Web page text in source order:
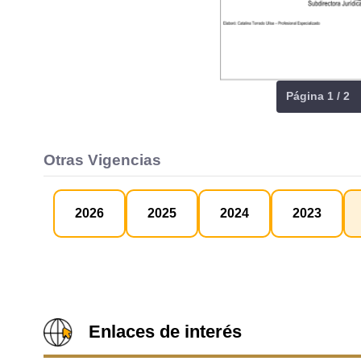
Página 1 / 2
Otras Vigencias
2026 2025 2024 2023
Enlaces de interés